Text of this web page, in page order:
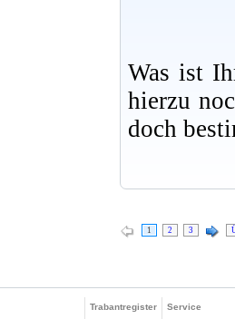
Was ist
hierzu
doch
1 2 3
Trabantregister
Service